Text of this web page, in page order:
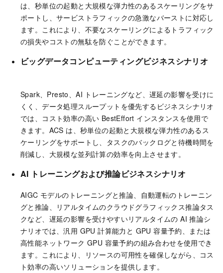
は、秒単位の起動と大規模な弾力性のあるスケーリングをサ
ポートし、サービストラフィックの急激なバーストに対応し
ます。これにより、不要なスケーリングによるトラフィック
の損失やコストの無駄を防ぐことができます。
ビッグデータコンピューティングビジネスシナリオ
Spark、Presto、AI トレーニングなど、遅延の影響を受けに
くく、データ処理スループットを優先するビジネスシナリオ
では、コスト効率の高い BestEffort インスタンスを使用で
きます。ACS は、秒単位の起動と大規模な弾力性のあるス
ケーリングをサポートし、タスクのバックログと待機時間を
削減し、大規模な並列計算の効率を向上させます。
AI トレーニングおよび推論ビジネスシナリオ
AIGC モデルのトレーニングと推論、自動運転のトレーニン
グと推論、リアルタイムのクラウドグラフィックス推論タス
クなど、遅延の影響を受けやすいリアルタイムの AI 推論シ
ナリオでは、汎用 GPU 計算能力と GPU 容量予約、または
高性能ネットワーク GPU 容量予約の組み合わせを使用でき
ます。これにより、リソースの可用性を確保しながら、コス
ト効率の高いソリューションを提供します。